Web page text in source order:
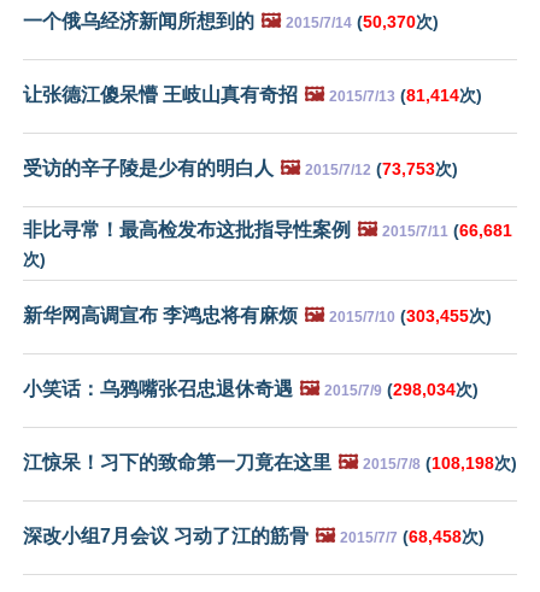
一个俄乌经济新闻所想到的 🖼️ 2015/7/14 (50,370次)
让张德江傻呆懵 王岐山真有奇招 🖼️ 2015/7/13 (81,414次)
受访的辛子陵是少有的明白人 🖼️ 2015/7/12 (73,753次)
非比寻常！最高检发布这批指导性案例 🖼️ 2015/7/11 (66,681
次)
新华网高调宣布 李鸿忠将有麻烦 🖼️ 2015/7/10 (303,455次)
小笑话：乌鸦嘴张召忠退休奇遇 🖼️ 2015/7/9 (298,034次)
江惊呆！习下的致命第一刀竟在这里 🖼️ 2015/7/8 (108,198次)
深改小组7月会议 习动了江的筋骨 🖼️ 2015/7/7 (68,458次)